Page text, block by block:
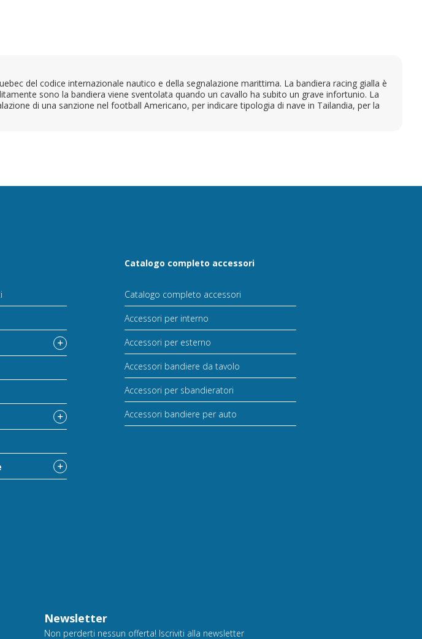
del codice internazionale nautico e della segnalazione marittima. La bandiera racing gialla è
sono la bandiera viene sventolata quando un cavallo ha subito un grave infortunio. La
di una sanzione nel football Americano, per indicare tipologia di nave in Tailandia, per la
Catalogo completo accessori
Catalogo completo accessori
Accessori per interno
Accessori per esterno
Accessori bandiere da tavolo
Accessori per sbandieratori
Accessori bandiere per auto
Newsletter
Non perderti nessun offerta! Iscriviti alla newsletter